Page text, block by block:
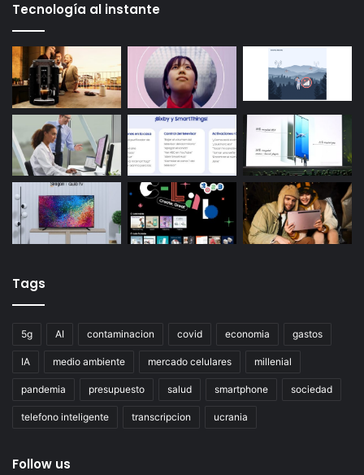
Tecnología al instante
Tags
5g AI contaminacion covid economia gastos
IA medio ambiente mercado celulares millenial
pandemia presupuesto salud smartphone sociedad
telefono inteligente transcripcion ucrania
Follow us